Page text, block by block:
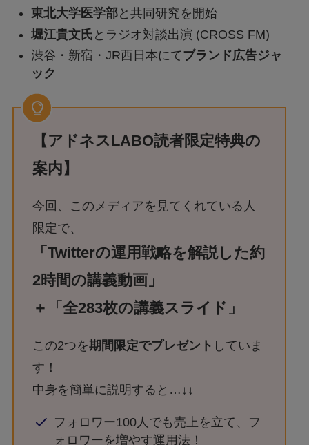
東北大学医学部と共同研究を開始
堀江貴文氏 とラジオ対談出演 (CROSS FM)
渋谷・新宿・JR西日本にてブランド広告ジャ
ック
【アドネスLABO読者限定特典の
案内】
今回、このメディアを見てくれている人
限定で、
「Twitterの運用戦略を解説した約
2時間の講義動画」
＋「全283枚の講義スライド」
この2つを期間限定でプレゼント していま
す！
中身を簡単に説明すると…↓↓
フォロワー100人でも売上を立て、フ
ォロワーを増やす運用法！